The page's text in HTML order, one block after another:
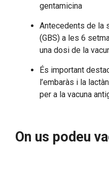
gentamicina
Antecedents de la
(GBS) a les 6
una dosi de la
És important
l’embaràs i la
per a la vacuna
On us podeu